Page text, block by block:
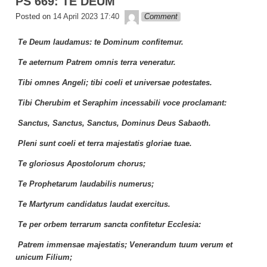
Posted on 14 April 2023 17:40 Lapopp music
Comment
Te Deum laudamus: te Dominum confitemur.
Te aeternum Patrem omnis terra veneratur.
Tibi omnes Angeli; tibi coeli et universae potestates.
Tibi Cherubim et Seraphim incessabili voce proclamant:
Sanctus, Sanctus, Sanctus, Dominus Deus Sabaoth.
Pleni sunt coeli et terra majestatis gloriae tuae.
Te gloriosus Apostolorum chorus;
Te Prophetarum laudabilis numerus;
Te Martyrum candidatus laudat exercitus.
Te per orbem terrarum sancta confitetur Ecclesia:
Patrem immensae majestatis; Venerandum tuum verum et
unicum Filium;